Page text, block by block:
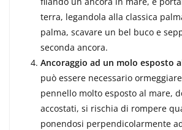
terra, le­gandola alla classica
palma, scavare un bel buco e
seconda ancora.
Ancoraggio ad un molo esposto
può essere necessario
pennello molto espo­sto al mare,
accostati, si ri­schia di rompere
po­nendosi perpendicolarmente